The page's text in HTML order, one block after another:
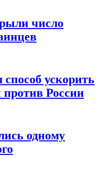
число
ускорить
России
одному